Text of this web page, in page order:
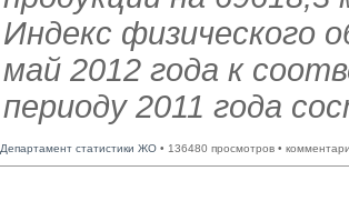
Индекс физического
май 2012 года к
периоду 2011 года
Департамент статистики ЖО • 136480 просмотров •